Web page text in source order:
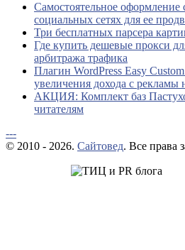
Самостоятельное оформление
социальных сетях для ее
Три бесплатных парсера
Где купить дешевые прокси
арбитража трафика
Плагин WordPress Easy
увеличения дохода с рекламы
АКЦИЯ: Комплект баз
читателям
---
© 2010 - 2026. Сайтовед. Все права